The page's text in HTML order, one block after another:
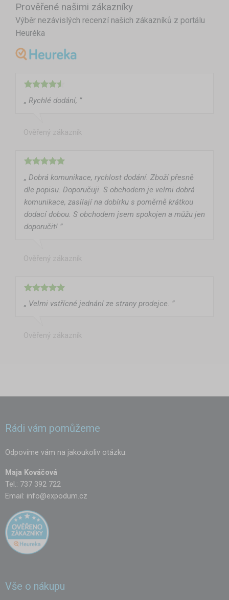
Prověřené našimi zákazníky
Výběr nezávislých recenzí našich zákazníků z portálu
Heuréka
„ Rychlé dodání, ”
Ověřený zákazník
„ Dobrá komunikace, rychlost dodání. Zboží přesně
dle popisu. Doporučuji. S obchodem je velmi dobrá
komunikace, zasílají na dobírku s poměrně krátkou
dodací dobou. S obchodem jsem spokojen a můžu jen
doporučit! ”
Ověřený zákazník
„ Velmi vstřícné jednání ze strany prodejce. ”
Ověřený zákazník
Rádi vám pomůžeme
Odpovíme vám na jakoukoliv otázku:
Maja Kováčová
Tel.: 737 392 722
Email: info@expodum.cz
Vše o nákupu